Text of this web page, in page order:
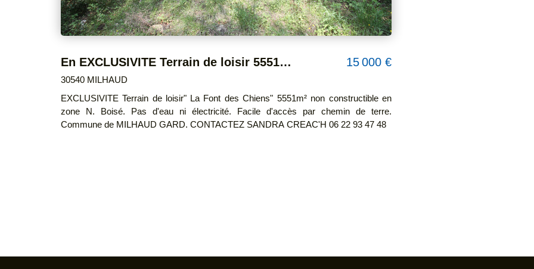
En EXCLUSIVITE Terrain de loisir 5551m² boisé non constructible à Milhaud. Pas d'eau ni électricité. 15 000 €
30540 MILHAUD
EXCLUSIVITE Terrain de loisir" La Font des Chiens" 5551m² non constructible en
zone N. Boisé. Pas d'eau ni électricité. Facile d'accès par chemin de terre.
Commune de MILHAUD GARD. CONTACTEZ SANDRA CREAC'H 06 22 93 47 48